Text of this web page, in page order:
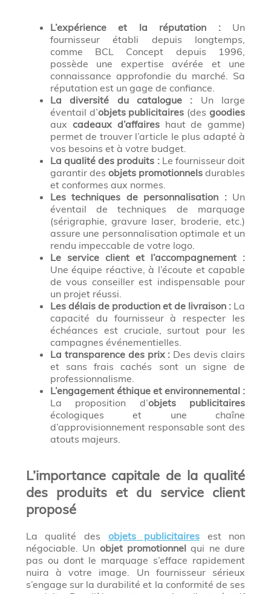
L’expérience et la réputation :Un
fournisseur établi depuis longtemps,
comme BCL Concept depuis 1996,
possède une expertise avérée et une
connaissance approfondie du marché. Sa
réputation est un gage de confiance.
La diversité du catalogue : Un large
éventail d’objets publicitaires (desgoodies
aux cadeaux d’affaireshaut de gamme)
permet de trouver l’article le plus adapté à
vos besoins et à votre budget.
La qualité des produits :Le fournisseur doit
garantir des objets promotionnels durables
et conformes aux normes.
Les techniques de personnalisation :Un
éventail de techniques de marquage
(sérigraphie, gravure laser, broderie, etc.)
assure une personnalisation optimale et un
rendu impeccable de votre logo.
Le service client et l’accompagnement :
Une équipe réactive, à l’écoute et capable
de vous conseiller est indispensable pour
un projet réussi.
Les délais de production et de livraison : La
capacité du fournisseur à respecter les
échéances est cruciale, surtout pour les
campagnes événementielles.
La transparence des prix : Des devis clairs
et sans frais cachés sont un signe de
professionnalisme.
L’engagement éthique et environnemental :
La proposition d’objets publicitaires
écologiques et une chaîne
d’approvisionnement responsable sont des
atouts majeurs.
L’importance capitale de la qualité
des produits et du service client
proposé
La qualité des objets publicitairesest non
négociable. Un objet promotionnel qui ne dure
pas ou dont le marquage s’efface rapidement
nuira à votre image. Un fournisseur sérieux
s’engage sur la durabilité et la conformité de ses